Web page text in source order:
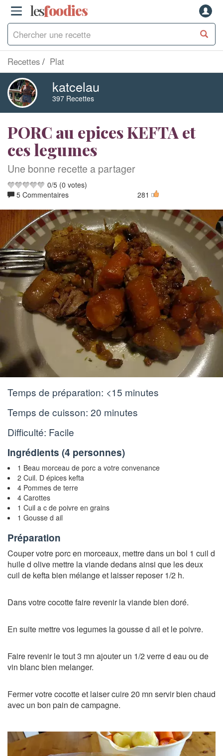
lesfoodies
Recettes Plat
katcelau
397 Recettes
PORC au epices KEFTA et
ces legumes
Une bonne recette a partager
0/5 (0 votes)
5 Commentaires
281
Temps de préparation: <15 minutes
Temps de cuisson: 20 minutes
Difficulté: Facile
Ingrédients (4 personnes)
1 Beau morceau de porc a votre convenance
2 Cuil. D épices kefta
4 Pommes de terre
4 Carottes
1 Cuil a c de poivre en grains
1 Gousse d ail
Préparation
Couper votre porc en morceaux, mettre dans un bol 1 cuil d
huile d olive mettre la viande dedans ainsi que les deux
cuil de kefta bien mélange et laisser reposer 1/2 h.
Dans votre cocotte faire revenir la viande bien doré.
En suite mettre vos legumes la gousse d ail et le poivre.
Faire revenir le tout 3 mn ajouter un 1/2 verre d eau ou de
vin blanc bien melanger.
Fermer votre cocotte et laiser cuire 20 mn servir bien chaud
avec un bon pain de campagne.